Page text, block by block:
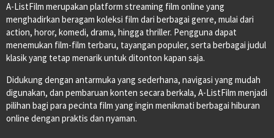
A-ListFilm merupakan platform streaming film online yang
menghadirkan beragam koleksi film dari berbagai genre, mulai dari
action, horor, komedi, drama, hingga thriller. Pengguna dapat
menemukan film-film terbaru, tayangan populer, serta berbagai judul
klasik yang tetap menarik untuk ditonton kapan saja.
Didukung dengan antarmuka yang sederhana, navigasi yang mudah
digunakan, dan pembaruan konten secara berkala, A-ListFilm menjadi
pilihan bagi para pecinta film yang ingin menikmati berbagai hiburan
online dengan praktis dan nyaman.